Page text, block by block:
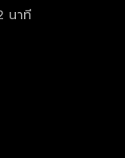
นาที